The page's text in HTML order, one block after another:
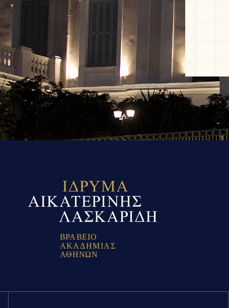
ΒΡΑ ΒΕΙΟ
ΑΚΑ ΔΗΜΙΑ Σ
ΑΘΗΝΩΝ